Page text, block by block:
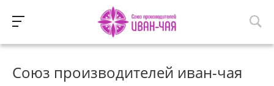
Союз производителей иван-чая